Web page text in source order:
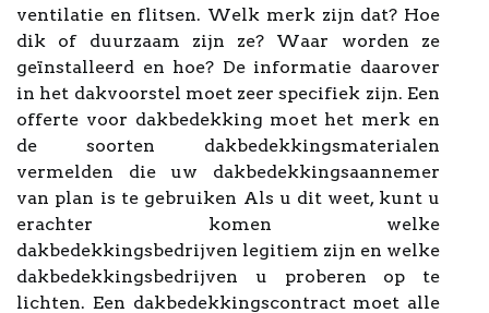
ventilatie en flitsen. Welk merk zijn dat? Hoe
dik of duurzaam zijn ze? Waar worden ze
geïnstalleerd en hoe? De informatie daarover
in het dakvoorstel moet zeer specifiek zijn. Een
offerte voor dakbedekking moet het merk en
de soorten dakbedekkingsmaterialen
vermelden die uw dakbedekkingsaannemer
van plan is te gebruiken Als u dit weet, kunt u
erachter komen welke
dakbedekkingsbedrijven legitiem zijn en welke
dakbedekkingsbedrijven u proberen op te
lichten. Een dakbedekkingscontract moet alle